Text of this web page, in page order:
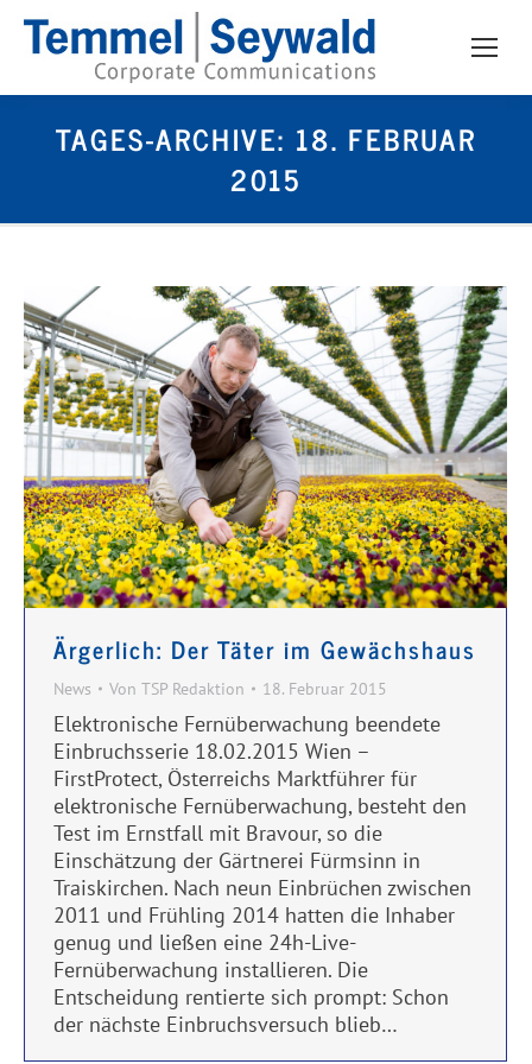
TAGES-ARCHIVE: 18. FEBRUAR
2015
Ärgerlich: Der Täter im Gewächshaus
News Von TSP Redaktion 18. Februar 2015
Elektronische Fernüberwachung beendete
Einbruchsserie 18.02.2015 Wien –
FirstProtect, Österreichs Marktführer für
elektronische Fernüberwachung, besteht den
Test im Ernstfall mit Bravour, so die
Einschätzung der Gärtnerei Fürmsinn in
Traiskirchen. Nach neun Einbrüchen zwischen
2011 und Frühling 2014 hatten die Inhaber
genug und ließen eine 24h-Live-
Fernüberwachung installieren. Die
Entscheidung rentierte sich prompt: Schon
der nächste Einbruchsversuch blieb…